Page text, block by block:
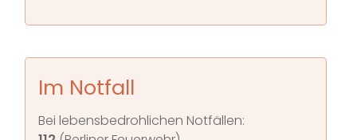
Im Notfall
Bei lebensbedrohlichen Notfällen: